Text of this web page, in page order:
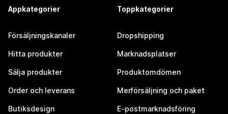
Appkategorier
Försäljningskanaler
Hitta produkter
Sälja produkter
Order och leverans
Butiksdesign
Toppkategorier
Dropshipping
Marknadsplatser
Produktomdömen
Merförsäljning och paket
E-postmarknadsföring